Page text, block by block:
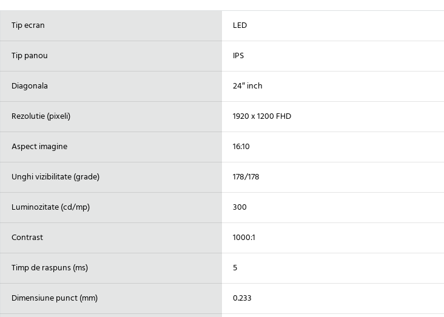
Tip ecran LED
Tip panou IPS
Diagonala 24″ inch
Rezolutie (pixeli) 1920 x 1200 FHD
Aspect imagine 16:10
Unghi vizibilitate (grade) 178/178
Luminozitate (cd/mp) 300
Contrast 1000:1
Timp de raspuns (ms) 5
Dimensiune punct (mm) 0.233